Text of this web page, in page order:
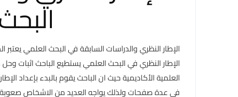
الإطار النظري والدراسات السابقة في البحث العلمي
الإطار النظري في البحث العلمي يستطيع الباحث
العلمية الأكاديمية حيث ان الباحث يقوم بالبدء بإعداد
فى عدة صفحات ولذلك يواجه العديد من الاشخاص صعوبة